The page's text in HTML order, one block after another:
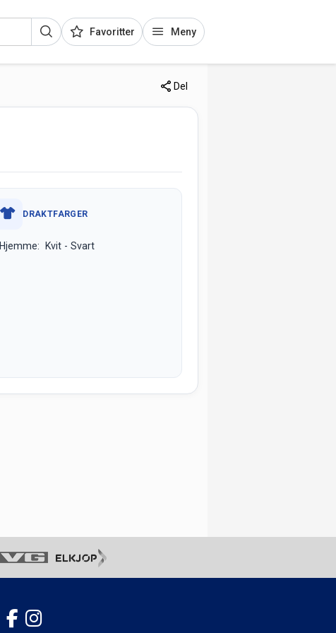
Favoritter Meny
Del
DRAKTFARGER
Hjemme: Kvit - Svart